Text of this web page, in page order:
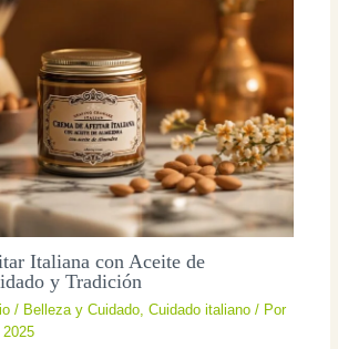
Italiana con Aceite de
y Tradición
/ Belleza y Cuidado ,Cuidado italiano / Por